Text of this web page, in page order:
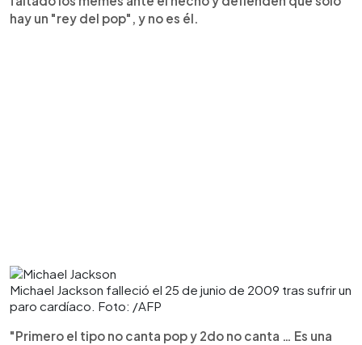
hay un "rey del pop", y no es él.
Michael Jackson falleció el 25 de junio de 2009 tras sufrir un
paro cardíaco. Foto: /AFP
"Primero el tipo no canta pop y 2do no canta … Es una